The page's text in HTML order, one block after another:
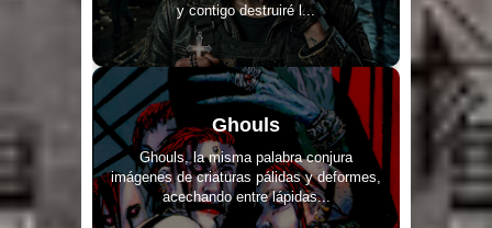
y contigo destruiré l...
Ghouls
Ghouls, la misma palabra conjura
imágenes de criaturas pálidas y deformes,
acechando entre lápidas...